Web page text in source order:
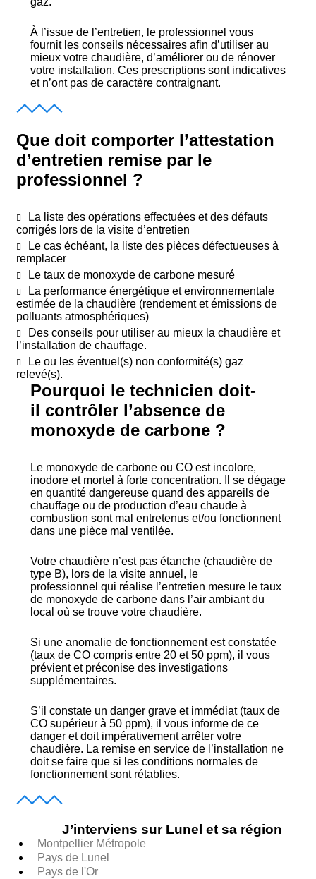
À l’issue de l’entretien, le professionnel vous
fournit les conseils nécessaires afin d’utiliser au
mieux votre chaudière, d’améliorer ou de rénover
votre installation. Ces prescriptions sont indicatives
et n’ont pas de caractère contraignant.
Que doit comporter l’attestation
d’entretien remise par le
professionnel ?
La liste des opérations effectuées et des défauts
corrigés lors de la visite d’entretien
Le cas échéant, la liste des pièces défectueuses à
remplacer
Le taux de monoxyde de carbone mesuré
La performance énergétique et environnementale
estimée de la chaudière (rendement et émissions de
polluants atmosphériques)
Des conseils pour utiliser au mieux la chaudière et
l’installation de chauffage.
Le ou les éventuel(s) non conformité(s) gaz
relevé(s).
Pourquoi le technicien doit-
il contrôler l’absence de
monoxyde de carbone ?
Le monoxyde de carbone ou CO est incolore,
inodore et mortel à forte concentration. Il se dégage
en quantité dangereuse quand des appareils de
chauffage ou de production d’eau chaude à
combustion sont mal entretenus et/ou fonctionnent
dans une pièce mal ventilée.
Votre chaudière n’est pas étanche (chaudière de
type B), lors de la visite annuel, le
professionnel qui réalise l’entretien mesure le taux
de monoxyde de carbone dans l’air ambiant du
local où se trouve votre chaudière.
Si une anomalie de fonctionnement est constatée
(taux de CO compris entre 20 et 50 ppm), il vous
prévient et préconise des investigations
supplémentaires.
S’il constate un danger grave et immédiat (taux de
CO supérieur à 50 ppm), il vous informe de ce
danger et doit impérativement arrêter votre
chaudière. La remise en service de l’installation ne
doit se faire que si les conditions normales de
fonctionnement sont rétablies.
J’interviens sur Lunel et sa région
Montpellier Métropole
Pays de Lunel
Pays de l'Or